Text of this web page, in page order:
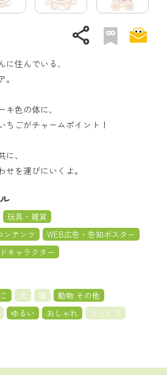
share
住んでいる、
色の体に、
ちごがチャームポイント！
、
を運びにいくよ。
玩具・雑貨
ンテンツ
WEB広告・告知ポスター
キャラクター
犬 猫
動物 その他
ゆるい おしゃれ
びっくり